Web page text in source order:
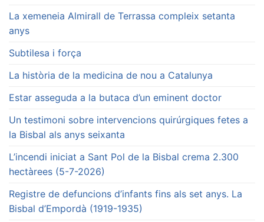
La xemeneia Almirall de Terrassa compleix setanta
anys
Subtilesa i força
La història de la medicina de nou a Catalunya
Estar asseguda a la butaca d’un eminent doctor
Un testimoni sobre intervencions quirúrgiques fetes a
la Bisbal als anys seixanta
L’incendi iniciat a Sant Pol de la Bisbal crema 2.300
hectàrees (5-7-2026)
Registre de defuncions d’infants fins als set anys. La
Bisbal d’Empordà (1919-1935)